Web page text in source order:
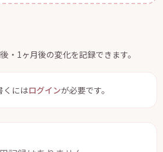
・1ヶ月後の変化を記録できます。
くにはログインが必要です。